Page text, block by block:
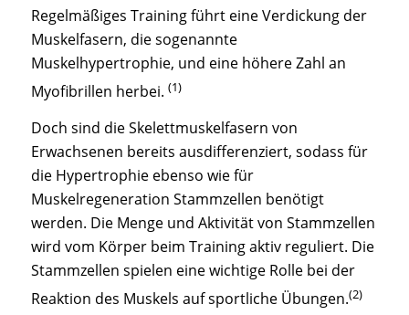
Regelmäßiges Training führt eine Verdickung der
Muskelfasern, die sogenannte
Muskelhypertrophie, und eine höhere Zahl an
Myofibrillen herbei. (1)
Doch sind die Skelettmuskelfasern von
Erwachsenen bereits ausdifferenziert, sodass für
die Hypertrophie ebenso wie für
Muskelregeneration Stammzellen benötigt
werden. Die Menge und Aktivität von Stammzellen
wird vom Körper beim Training aktiv reguliert. Die
Stammzellen spielen eine wichtige Rolle bei der
Reaktion des Muskels auf sportliche Übungen.(2)